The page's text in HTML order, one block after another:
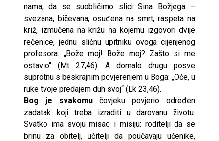
nama, da se suobličimo slici Sina Božjega –
svezana, bičevana, osuđena na smrt, raspeta na
križ, izmučena na križu na kojemu izgovori dvije
rečenice, jednu sličnu upitniku ovoga cijenjenog
profesora: „Bože moj! Bože moj? Zašto si me
ostavio“ (Mt 27,46). A domalo drugu posve
suprotnu s beskrajnim povjerenjem u Boga: „Oče, u
ruke tvoje predajem duh svoj“ (Lk 23,46).
Bog je svakomučovjeku povjerio određen
zadatak koji treba izraditi u darovanu životu.
Svatko ima svoju misao i misiju: roditelji da se
brinu za obitelj, učitelji da poučavaju učenike,